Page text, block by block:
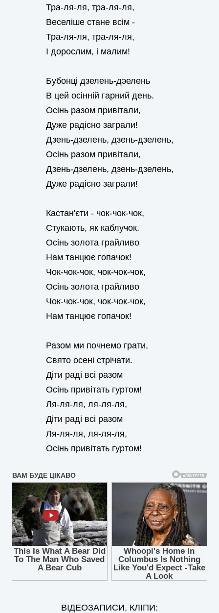
Тра-ля-ля, тра-ля-ля,
Веселіше стане всім -
Тра-ля-ля, тра-ля-ля,
I дорослим, і малим!
Бубонці дзелень-дэелень
В цей осінній гарний день.
Осінь разом привітали,
Дуже радісно заграли!
Дзень-дзелень, дзень-дзелень,
Осінь разом привітали,
Дзень-дзелень, дзень-дзелень,
Дуже радісно заграли!
Кастан'єти - чок-чок-чок,
Стукають, як каблучок.
Осінь золота грайливо
Нам танцює гопачок!
Чок-чок-чок, чок-чок-чок,
Осінь золота грайливо
Чок-чок-чок, чок-чок-чок,
Нам танцює гопачок!
Разом ми почнемо грати,
Свято осені стрічати.
Діти раді всі разом
Осінь привітать гуртом!
Ля-ля-ля, ля-ля-ля,
Діти раді всі разом
Ля-ля-ля, ля-ля-ля,
Осінь привітать гуртом!
ВІДЕОЗАПИСИ, КЛІПИ: